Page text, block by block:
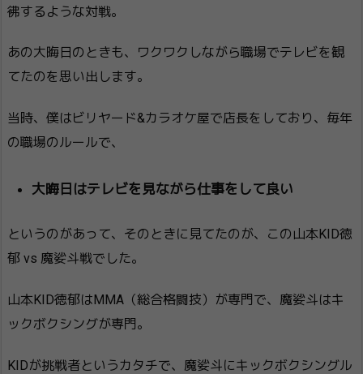
彿するような対戦。
あの大晦日のときも、ワクワクしながら職場でテレビを観
てたのを思い出します。
当時、僕はビリヤード&カラオケ屋で店長をしており、毎年
の職場のルールで、
大晦日はテレビを見ながら仕事をして良い
というのがあって、そのときに見てたのが、この山本KID徳
郁 vs 魔娑斗戦でした。
山本KID徳郁はMMA（総合格闘技）が専門で、魔娑斗はキ
ックボクシングが専門。
KIDが挑戦者というカタチで、魔娑斗にキックボクシングル